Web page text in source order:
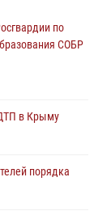
Крещения Руси
по
СОБР
по
СОБР
в Крыму
порядка